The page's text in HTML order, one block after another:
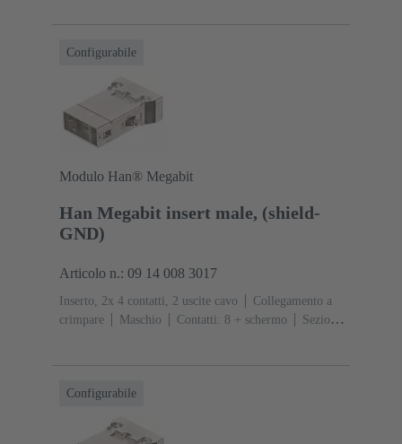
Configurabile
Modulo Han® Megabit
Han Megabit insert male, (shield-
GND)
Articolo n.: 09 14 008 3017
Inserto, 2x 4 contatti, 2 uscite cavo
Collegamento a
crimpare
Maschio Contatti: 8 + schermo
Sezione
Configurabile